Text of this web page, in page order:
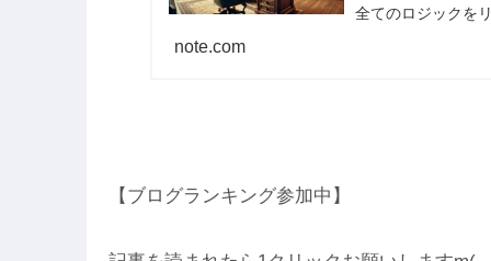
全てのロジックを
note.com
【ブログランキング参加中】